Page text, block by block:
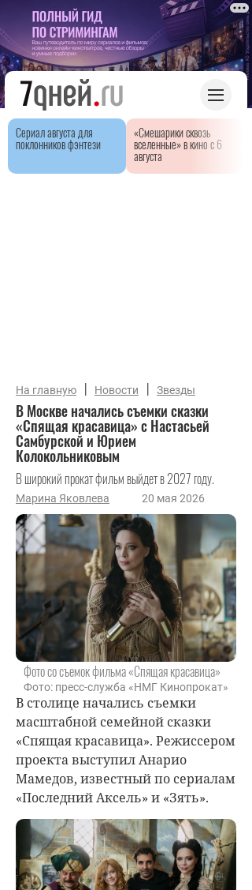
Сериал августа для
поклонников фэнтези
«Смешарики сквозь
вселенные» в кино с 6
августа
На главную | Новости | Звезды
В Москве начались съемки сказки
«Спящая красавица» с Настасьей
Самбурской и Юрием
Колокольниковым
В широкий прокат фильм выйдет в 2027 году.
Марина Яковлева 20 мая 2026
Фото со съемок фильма «Спящая красавица»
Фото: пресс-служба «НМГ Кинопрокат»
В столице начались съемки
масштабной семейной сказки
«Спящая красавица». Режиссером
проекта выступил Анарио
Мамедов, известный по сериалам
«Последний Аксель» и «Зять».